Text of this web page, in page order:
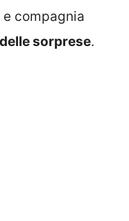
compagnia
sorprese.